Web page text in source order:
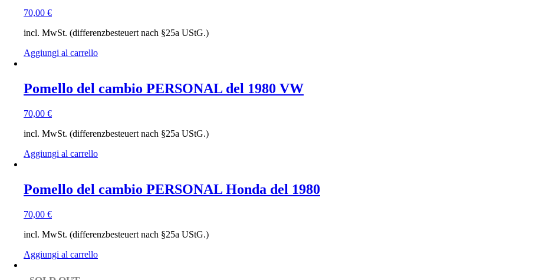
70,00 €
incl. MwSt. (differenzbesteuert nach §25a UStG.)
Aggiungi al carrello
Pomello del cambio PERSONAL del 1980 VW
70,00 €
incl. MwSt. (differenzbesteuert nach §25a UStG.)
Aggiungi al carrello
Pomello del cambio PERSONAL Honda del 1980
70,00 €
incl. MwSt. (differenzbesteuert nach §25a UStG.)
Aggiungi al carrello